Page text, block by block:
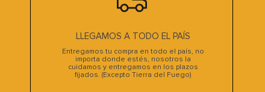
LLEGAMOS A TODO EL PAÍS
Entregamos tu compra en todo el país, no
importa donde estés, nosotros la
cuidamos y entregamos en los plazos
fijados. (Excepto Tierra del Fuego)